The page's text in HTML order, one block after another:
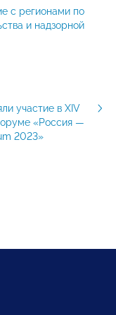
с регионами по
и надзорной
участие в ХIV
«Россия —
2023»